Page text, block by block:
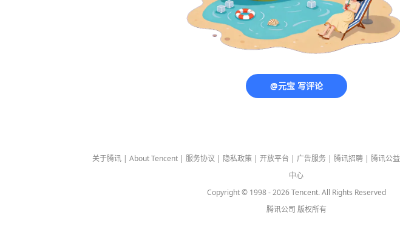
@元宝 写评论
关于腾讯 | About Tencent | 服务协议 | 隐私政策 | 开放平台 | 广告服务 | 腾讯招聘 | 腾讯公益
中心
Copyright © 1998 -2026Tencent. All Rights Reserved
腾讯公司 版权所有